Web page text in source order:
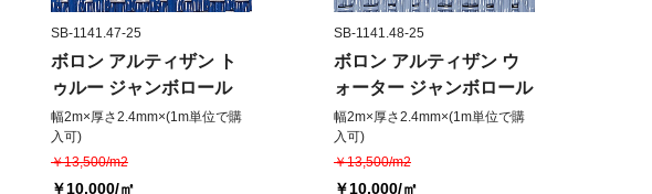
SB-1141.47-25
ボロン アルティザン ト
ゥルー ジャンボロール
幅2m×厚さ2.4mm×(1m単位で購
入可)
￥13,500/m2
￥10,000/㎡
SB-1141.48-25
ボロン アルティザン ウ
ォーター ジャンボロール
幅2m×厚さ2.4mm×(1m単位で購
入可)
￥13,500/m2
￥10,000/㎡